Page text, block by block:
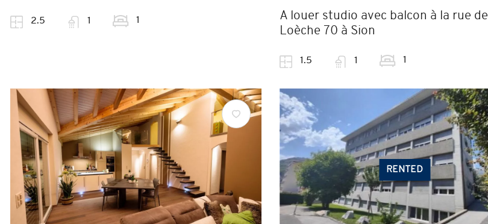
2.5 1 1
A louer studio avec balcon à la rue de
Loèche 70 à Sion
1.5 1 1
RENTED